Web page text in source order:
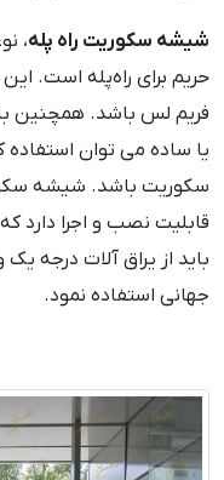
شیشه سکوریت راه پله،
حریم برای راه‌پله است.
فریم لس باشد. همچنین
یا ساده می توان
قابلیت نصب و اجرا دارد
باید از یراق آلات درجه
جهانی استفاده نمود.